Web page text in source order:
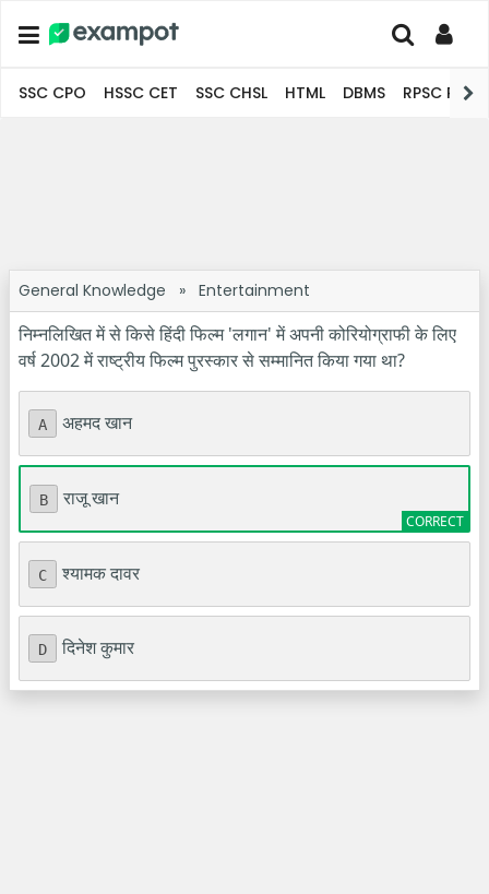
SSC CPO HSSC CET SSC CHSL HTML DBMS RPSC
General Knowledge » Entertainment
निम्नलिखित में से किसे हिंदी फिल्म 'लगान' में अपनी कोरियोग्राफी के लिए
वर्ष 2002 में राष्ट्रीय फिल्म पुरस्कार से सम्मानित किया गया था?
A अहमद खान
B राजू खान
C श्यामक दावर
D दिनेश कुमार